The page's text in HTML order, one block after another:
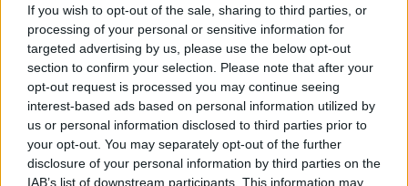
If you wish to opt-out of the sale, sharing to third parties, or
processing of your personal or sensitive information for
targeted advertising by us, please use the below opt-out
section to confirm your selection. Please note that after your
opt-out request is processed you may continue seeing
interest-based ads based on personal information utilized by
us or personal information disclosed to third parties prior to
your opt-out. You may separately opt-out of the further
disclosure of your personal information by third parties on the
IAB’s list of downstream participants. This information may